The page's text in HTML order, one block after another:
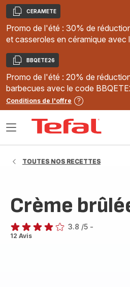
Copier
CERAMETE
Promo de l'été : 30% de
et casseroles en céramique avec
Copier
BBQETE26
Promo de l'été : 20% de
barbecues avec le code
Conditions de l'offre
Ouvrir
TOUTES NOS RECETTES
Crème
ratings.3.8
3.8 /5 -
12 Avis